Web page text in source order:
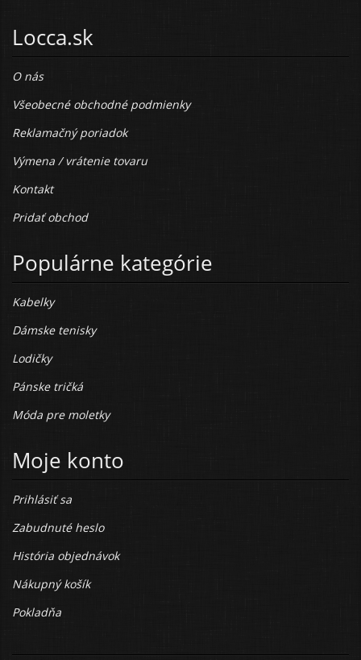
Locca.sk
O nás
Všeobecné obchodné podmienky
Reklamačný poriadok
Výmena / vrátenie tovaru
Kontakt
Pridať obchod
Populárne kategórie
Kabelky
Dámske tenisky
Lodičky
Pánske tričká
Móda pre moletky
Moje konto
Prihlásiť sa
Zabudnuté heslo
História objednávok
Nákupný košík
Pokladňa